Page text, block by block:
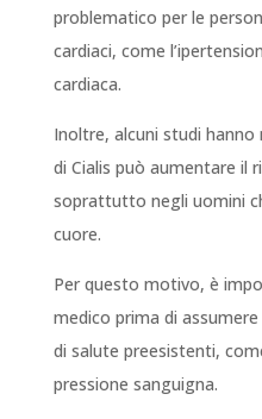
problematico per le
cardiaci, come
cardiaca.
Inoltre, alcuni studi hanno
di Cialis può aumentare il
soprattutto negli uomini
cuore.
Per questo motivo, è
medico prima di
di salute preesistenti,
pressione sanguigna.